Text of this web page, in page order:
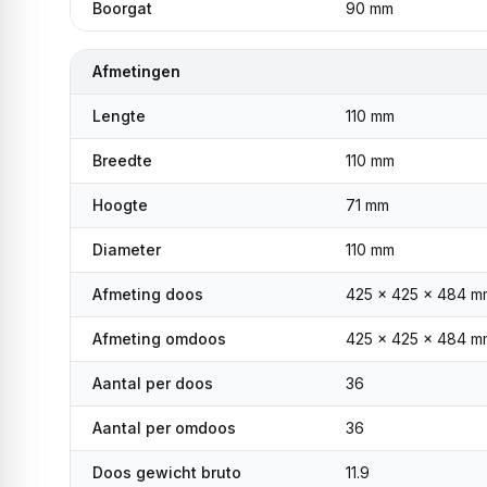
Boorgat 90 mm
Afmetingen
Lengte 110 mm
Breedte 110 mm
Hoogte 71 mm
Diameter 110 mm
Afmeting doos 425 x 425 x 484
Afmeting omdoos 425 x 425 x 484
Aantal per doos 36
Aantal per omdoos 36
Doos gewicht bruto 11.9